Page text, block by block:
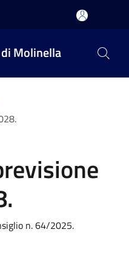
Molinella
n. 64/2025.